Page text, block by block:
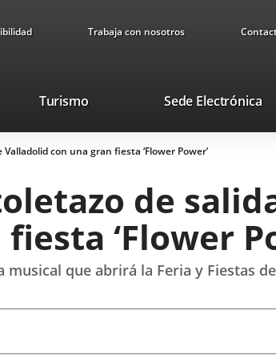
Trabaja con nosotros
TurismoEste
se
abrirá
ventana
nueva.
Sede Electrónica
con una gran fiesta ‘Flower Power’
de
‘Flower
que abrirá la Feria y Fiestas